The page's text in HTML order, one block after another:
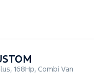
, 168Hp, Combi Van